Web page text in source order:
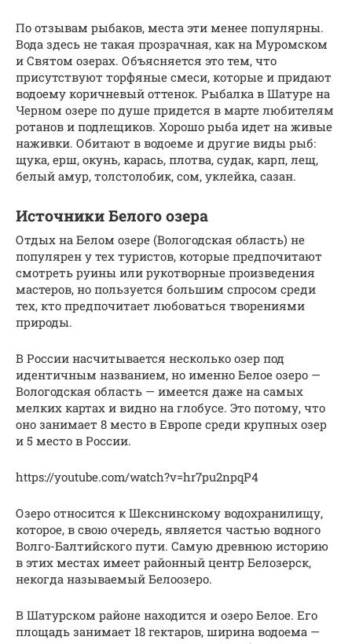
По отзывам рыбаков, места эти менее популярны.
Вода здесь не такая прозрачная, как на Муромском
и Святом озерах. Объясняется это тем, что
присутствуют торфяные смеси, которые и придают
водоему коричневый оттенок. Рыбалка в Шатуре на
Черном озере по душе придется в марте любителям
ротанов и подлещиков. Хорошо рыба идет на живые
наживки. Обитают в водоеме и другие виды рыб:
щука, ерш, окунь, карась, плотва, судак, карп, лещ,
белый амур, толстолобик, сом, уклейка, сазан.
Источники Белого озера
Отдых на Белом озере (Вологодская область) не
популярен у тех туристов, которые предпочитают
смотреть руины или рукотворные произведения
мастеров, но пользуется большим спросом среди
тех, кто предпочитает любоваться творениями
природы.
В России насчитывается несколько озер под
идентичным названием, но именно Белое озеро —
Вологодская область — имеется даже на самых
мелких картах и видно на глобусе. Это потому, что
оно занимает 8 место в Европе среди крупных озер
и 5 место в России.
https://youtube.com/watch?v=hr7pu2npqP4
Озеро относится к Шекснинскому водохранилищу,
которое, в свою очередь, является частью водного
Волго-Балтийского пути. Самую древнюю историю
в этих местах имеет районный центр Белозерск,
некогда называемый Белоозеро.
В Шатурском районе находится и озеро Белое. Его
площадь занимает 18 гектаров, ширина водоема —